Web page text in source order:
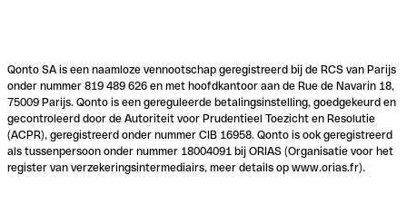
Qonto SA is een naamloze vennootschap geregistreerd bij de RCS van Parijs
onder nummer 819 489 626 en met hoofdkantoor aan de Rue de Navarin 18,
75009 Parijs. Qonto is een gereguleerde betalingsinstelling, goedgekeurd en
gecontroleerd door de Autoriteit voor Prudentieel Toezicht en Resolutie
(ACPR), geregistreerd onder nummer CIB 16958. Qonto is ook geregistreerd
als tussenpersoon onder nummer 18004091 bij ORIAS (Organisatie voor het
register van verzekeringsintermediairs, meer details op www.orias.fr).